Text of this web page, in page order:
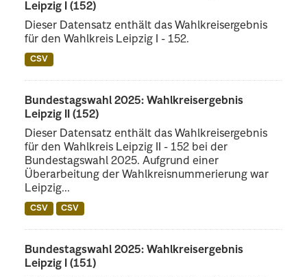
Leipzig I (152)
Dieser Datensatz enthält das Wahlkreisergebnis
für den Wahlkreis Leipzig I - 152.
CSV
Bundestagswahl 2025: Wahlkreisergebnis
Leipzig II (152)
Dieser Datensatz enthält das Wahlkreisergebnis
für den Wahlkreis Leipzig II - 152 bei der
Bundestagswahl 2025. Aufgrund einer
Überarbeitung der Wahlkreisnummerierung war
Leipzig...
CSV CSV
Bundestagswahl 2025: Wahlkreisergebnis
Leipzig I (151)